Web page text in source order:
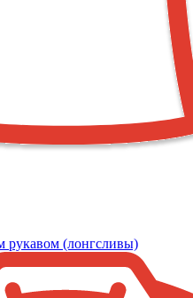
рукавом (лонгсливы)